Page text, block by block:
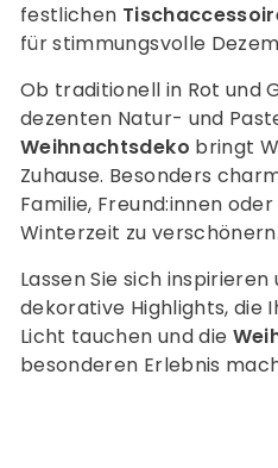
festlichen
für stimmungsvolle
Ob traditionell in Rot und
dezenten Natur- und
Weihnachtsdeko bringt
Zuhause. Besonders
Familie, Freund:innen
Winterzeit zu verschönern.
Lassen Sie sich
dekorative Highlights, die
Licht tauchen und die
besonderen Erlebnis